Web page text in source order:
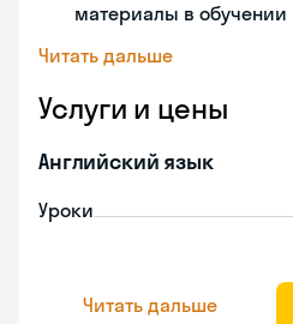
материалы в обучении
Читать дальше
Услуги и цены
Английский язык
Уроки
Читать дальше